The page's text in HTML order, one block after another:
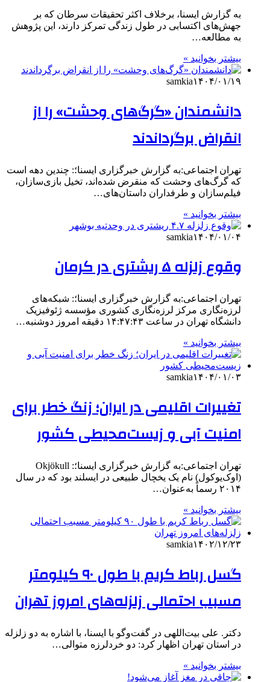
به گزارش ایسنا، برخلاف اکثر تحقیقات سرطان که بر
جهش‌های اکتسابی در طول زندگی تمرکز دارند، این پژوهش
به مطالعه…
بیشتر بخوانید »
samkia۱۴۰۴/۰۱/۱۹
دانشمندان «گرگ‌های وحشت» را از
انقراض برگرداندند
تهران اجتماعی:به گزارش خبرگزاری ایسنا؛: چندین دهه است
که گرگ‌های وحشت که منقرض شده‌اند، تخیل بازی‌سازان،
فیلم‌سازان و طرفداران داستان‌های…
بیشتر بخوانید »
samkia۱۴۰۴/۰۱/۰۴
وقوع زلزله ۵ ریشتری در کرمان
تهران اجتماعی:به گزارش خبرگزاری ایسنا؛: شبکه‌های
لرزه‌نگاری مرکز لرزه‌نگاری کشوری مؤسسه ژئوفیزیک
دانشگاه تهران در ساعت ۱۴:۴۷:۴۳ دقیقه امروز دوشنبه…
بیشتر بخوانید »
samkia۱۴۰۴/۰۱/۰۳
تغییرات اقلیمی در ایران؛ زنگ خطر برای
امنیت آبی و زیست‌محیطی کشور
تهران اجتماعی:به گزارش خبرگزاری ایسنا؛: Okjökull
(اوک‌یوکول) نام یک یخچال طبیعی در ایسلند بود که در سال
۲۰۱۴ رسماً به‌عنوان…
بیشتر بخوانید »
samkia۱۴۰۲/۱۲/۲۳
گسل رباط کریم با طول ۹۰ کیلومتر
مسبب احتمالی زلزله‌های امروز تهران
دکتر. علی بیت‌اللهی در گفت‌وگو با ایسنا، با اشاره به دو زلزله
در استان تهران اظهار کرد: دو خردلرزه متوالی…
بیشتر بخوانید »